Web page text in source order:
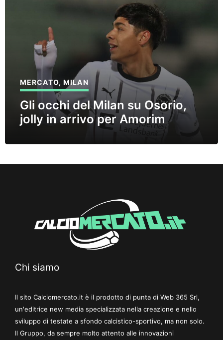
MERCATO,MILAN
Gli occhi del Milan su Osorio,
jolly in arrivo per Amorim
Chi siamo
Il sito Calciomercato.it è il prodotto di punta di Web 365 Srl,
un'editrice new media specializzata nella creazione e nello
sviluppo di testate a sfondo calcistico-sportivo, ma non solo.
Il Gruppo, da sempre molto attento alle innovazioni